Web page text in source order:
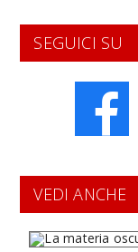
SEGUICI SU
VEDI ANCHE